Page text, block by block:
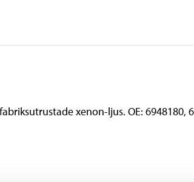
xenon-ljus. OE: 6948180,